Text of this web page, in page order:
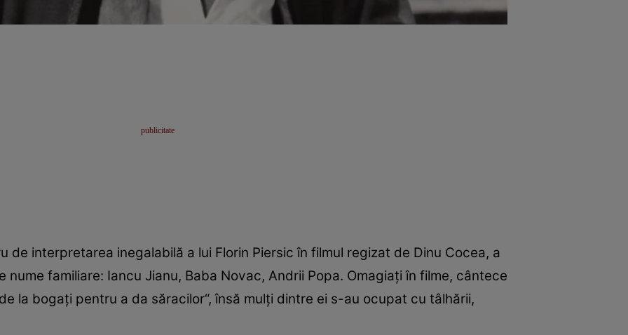
de interpretarea inegalabilă a lui Florin Piersic în filmul regizat de Dinu Cocea, a
nume familiare: Iancu Jianu, Baba Novac, Andrii Popa. Omagiaţi în filme, cântece
la bogaţi pentru a da săracilor“, însă mulţi dintre ei s-au ocupat cu tâlhării,